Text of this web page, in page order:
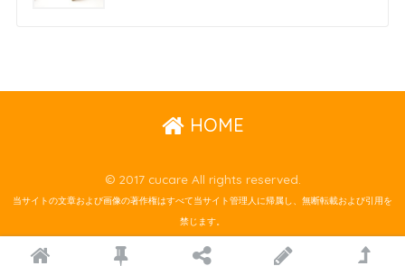
HOME
© 2017 cucare All rights reserved.
当サイトの文章および画像の著作権はすべて当サイト管理人に帰属し、無断転載および引用を
禁じます。